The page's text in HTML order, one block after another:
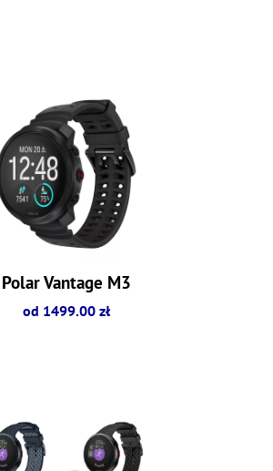
Polar Vantage M3
od 1499.00 zł